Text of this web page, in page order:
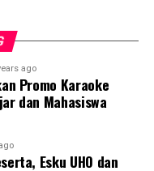
ago
Promo Karaoke
dan Mahasiswa
Esku UHO dan